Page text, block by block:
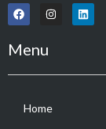
Menu
Home